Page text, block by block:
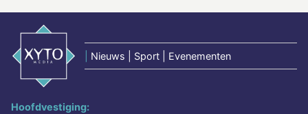
Nieuws | Sport | Evenementen
Hoofdvestiging: